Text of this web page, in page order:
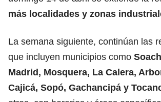
más localidades y zonas
La semana siguiente, continúan las
que incluyen municipios como
Madrid, Mosquera, La Calera,
Cajicá, Sopó, Gachancipá y